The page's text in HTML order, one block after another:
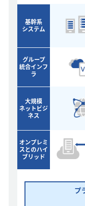
基幹系
システム
グループ
統合インフ
ラ
大規模
ネットビジ
ネス
オンプレミ
スとのハイ
ブリッド
プ